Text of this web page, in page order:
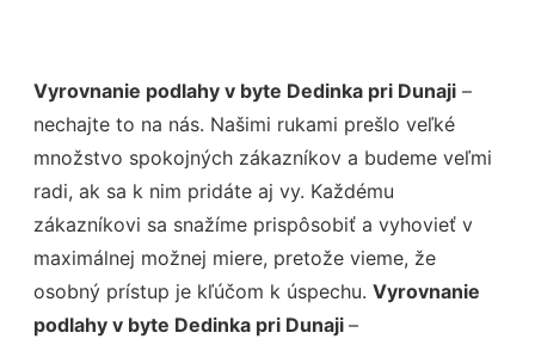
Vyrovnanie podlahy v byte Dedinka pri Dunaji –
nechajte to na nás. Našimi rukami prešlo veľké
množstvo spokojných zákazníkov a budeme veľmi
radi, ak sa k nim pridáte aj vy. Každému
zákazníkovi sa snažíme prispôsobiť a vyhovieť v
maximálnej možnej miere, pretože vieme, že
osobný prístup je kľúčom k úspechu. Vyrovnanie
podlahy v byte Dedinka pri Dunaji –